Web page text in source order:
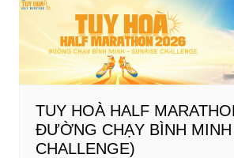
TUY HOÀ HALF
ĐƯỜNG CHẠY BÌNH
CHALLENGE)